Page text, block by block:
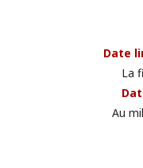
Date
La
Au